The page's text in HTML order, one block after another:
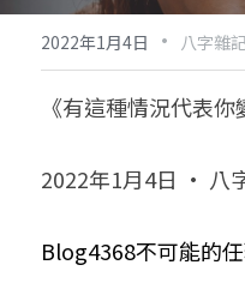
後天派陽宅
黃金會員專區
八字雜記
站長精選
試閱專區
Podcast聽書
陽宅視頻
線上學苑
八字進階班
《十神高階實戰
科學八字推理1
與我預約
2022年1月4日 · 八字雜
《有這種情況代表你
2022年1月4日 · 八
Blog4368不可能的
八字線上批命
小兒命名